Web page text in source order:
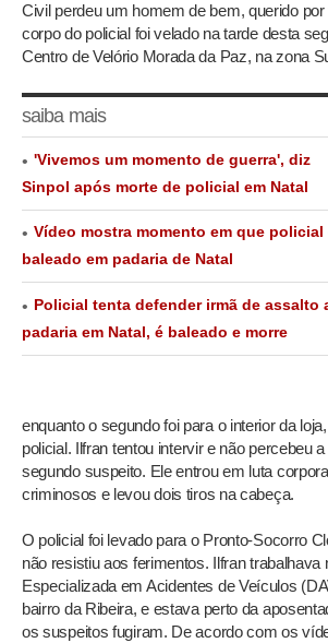
Civil perdeu um homem de bem, querido
corpo do policial foi velado na tarde desta
Centro de Velório Morada da Paz, na zona
saiba mais
'Vivemos um momento de guerra', diz
Sinpol após morte de policial em Natal
Vídeo mostra momento em que policial
baleado em padaria de Natal
Policial tenta defender irmã de assalto
padaria em Natal, é baleado e morre
enquanto o segundo foi para o interior da
policial. Ilfran tentou intervir e não percebeu
segundo suspeito. Ele entrou em luta
criminosos e levou dois tiros na cabeça.
O policial foi levado para o Pronto-Socorro
não resistiu aos ferimentos. Ilfran trabalhava
Especializada em Acidentes de Veículos
bairro da Ribeira, e estava perto da
os suspeitos fugiram. De acordo com os